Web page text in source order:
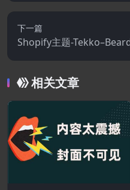
下一篇
Shopify主题-
相关文章